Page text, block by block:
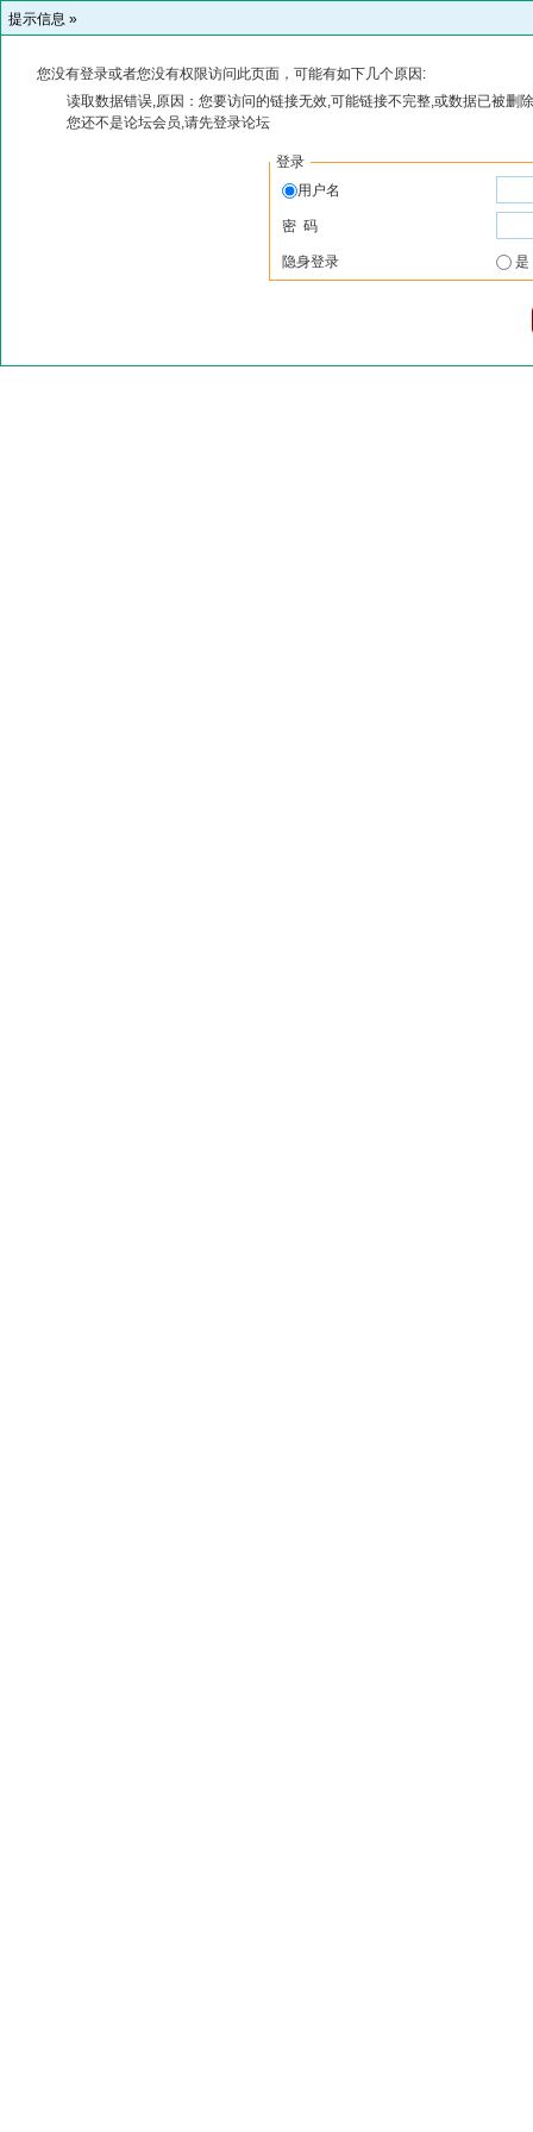
提示信息 »
您没有登录或者您没有权限访问此页面，可能有如下几个原因:
读取数据错误,原因：您要访问的链接无效,可能链接不完整,或数据已被删
您还不是论坛会员,请先登录论坛
登录
用户名
密 码
隐身登录